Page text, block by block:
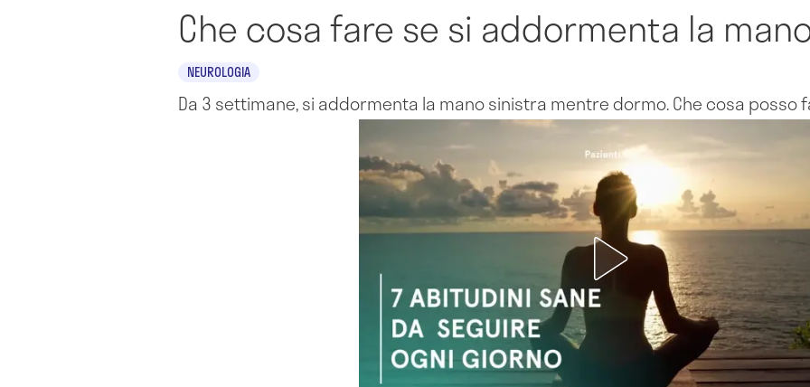
Che cosa fare se si addormenta la
NEUROLOGIA
Da 3 settimane, si addormenta la mano sinistra mentre dormo. Che cosa posso